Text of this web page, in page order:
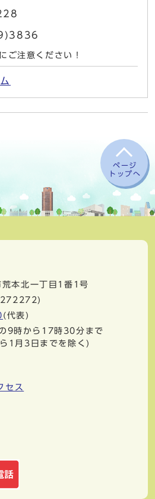
ご注意ください！
ページ
トップへ
荒本北一丁目1番1号
(代表)
9時から17時30分まで
1月3日までを除く)
セス